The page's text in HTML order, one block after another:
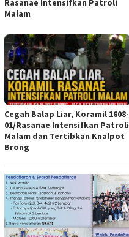
Rasanae Intensifkan Patroli
Malam
Cegah Balap Liar, Koramil 1608-
01/Rasanae Intensifkan Patroli
Malam dan Tertibkan Knalpot
Brong